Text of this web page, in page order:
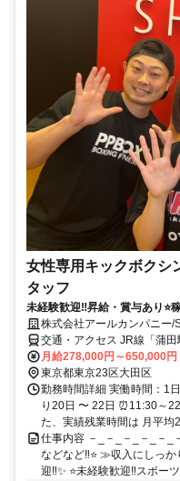
女性専用キックボクシ
タッフ
未経験歓迎‼昇給・賞与あり
株式会社アールカンパニー/
交通・アクセス JR線「蒲
月給278,000円～650,000円
東京都東京23区大田区
勤務時間詳細 実働時間：1
り20日 〜 22日 ⏰11:30～
た、実績残業時間は 月平均
仕事内容 －_－_－_－_－_
などなど‼⭐ ≫収入にしっ
迎‼✨ ⭐未経験歓迎‼スポー